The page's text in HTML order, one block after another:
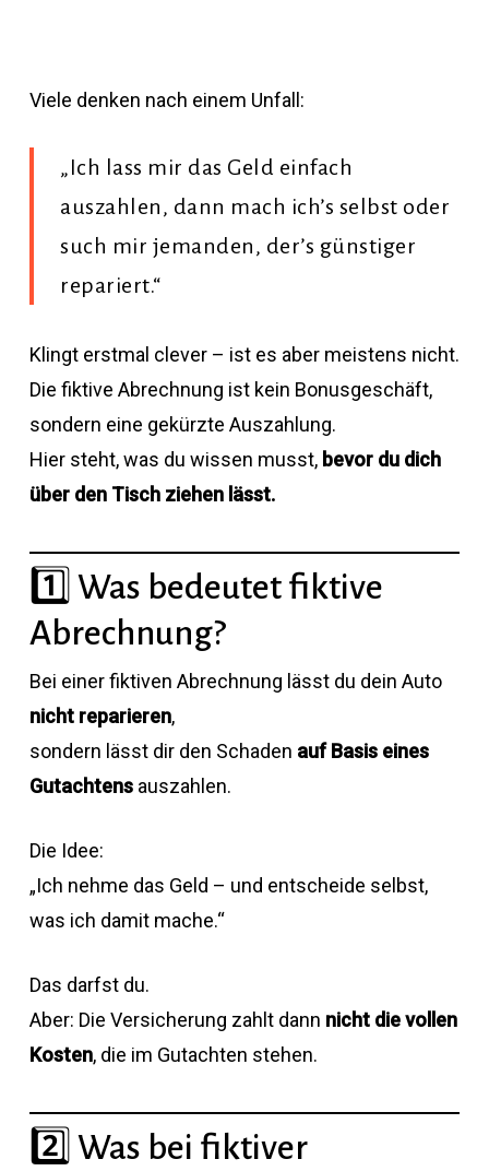
Viele denken nach einem Unfall:
„Ich lass mir das Geld einfach
auszahlen, dann mach ich’s selbst oder
such mir jemanden, der’s günstiger
repariert.“
Klingt erstmal clever – ist es aber meistens nicht.
Die fiktive Abrechnung ist kein Bonusgeschäft,
sondern eine gekürzte Auszahlung.
Hier steht, was du wissen musst, bevor du dich
über den Tisch ziehen lässt.
1️⃣ Was bedeutet fiktive
Abrechnung?
Bei einer fiktiven Abrechnung lässt du dein Auto
nicht reparieren,
sondern lässt dir den Schaden auf Basis eines
Gutachtensauszahlen.
Die Idee:
„Ich nehme das Geld – und entscheide selbst,
was ich damit mache.“
Das darfst du.
Aber: Die Versicherung zahlt dann nicht die vollen
Kosten, die im Gutachten stehen.
2️⃣ Was bei fiktiver